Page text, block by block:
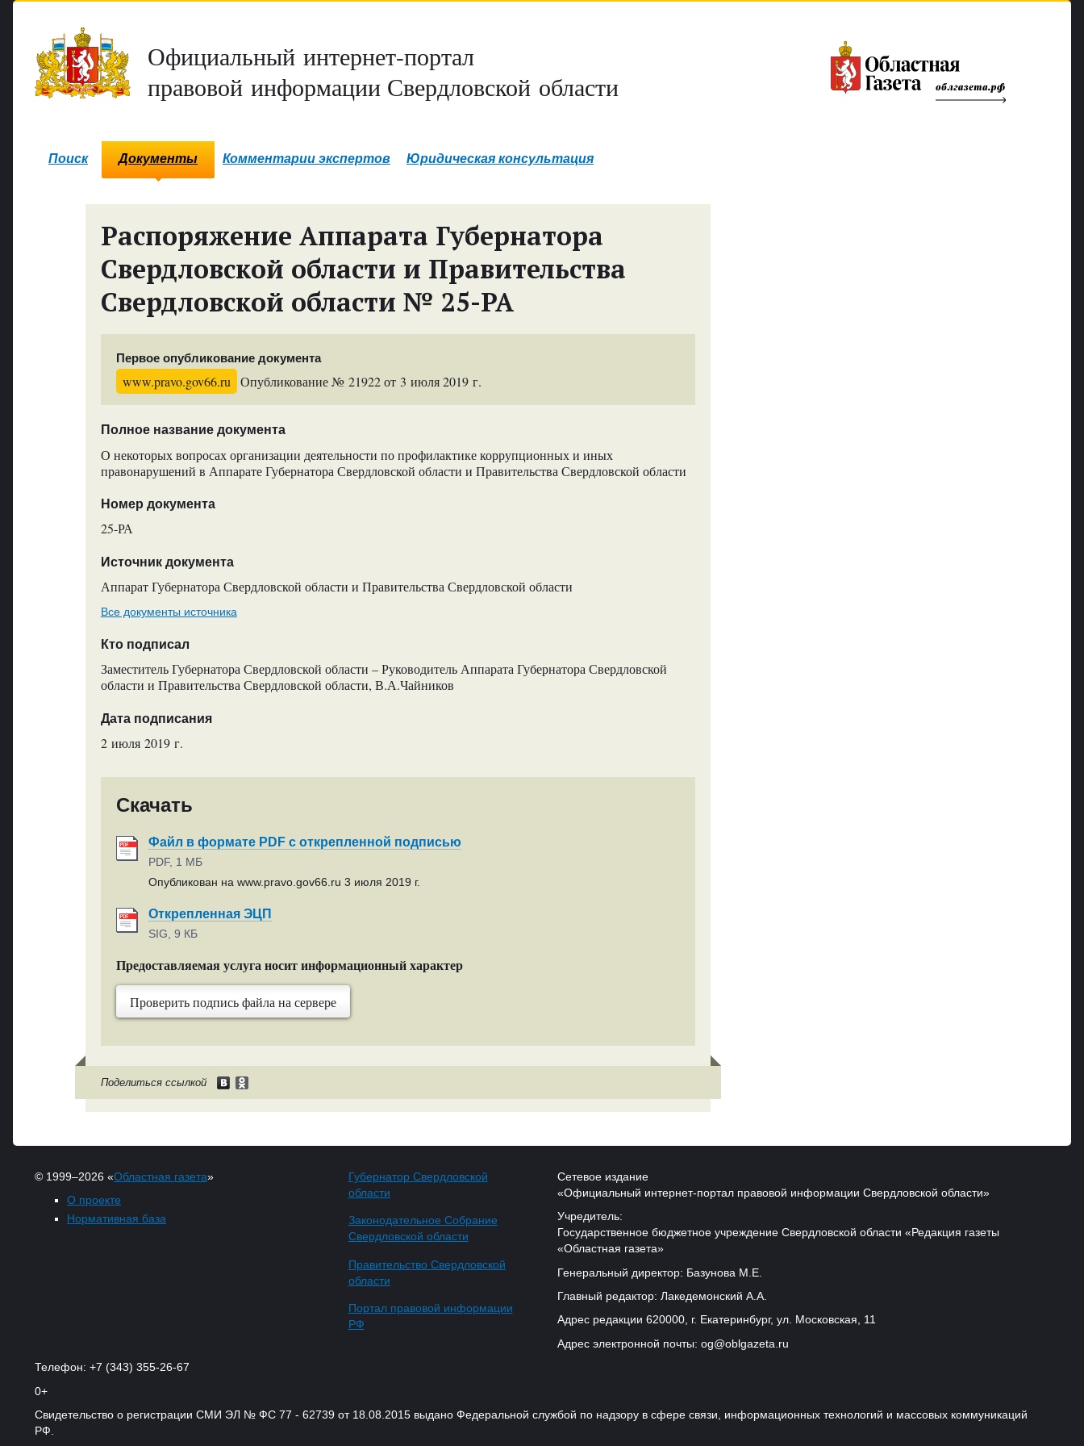
Официальный интернет-портал
правовой информации Свердловской области
Поиск Документы Комментарии экспертов Юридическая консультация
Распоряжение Аппарата Губернатора
Свердловской области и Правительства
Свердловской области № 25-РА
Первое опубликование документа
www.pravo.gov66.ru Опубликование № 21922 от 3 июля 2019 г.
Полное название документа
О некоторых вопросах организации деятельности по профилактике коррупционных и иных
правонарушений в Аппарате Губернатора Свердловской области и Правительства Свердловской области
Номер документа
25-РА
Источник документа
Аппарат Губернатора Свердловской области и Правительства Свердловской области
Все документы источника
Кто подписал
Заместитель Губернатора Свердловской области – Руководитель Аппарата Губернатора Свердловской
области и Правительства Свердловской области, В.А.Чайников
Дата подписания
2 июля 2019 г.
Скачать
Файл в формате PDF с открепленной подписью
PDF, 1 МБ
Опубликован на www.pravo.gov66.ru 3 июля 2019 г.
Открепленная ЭЦП
SIG, 9 КБ
Предоставляемая услуга носит информационный характер
Проверить подпись файла на сервере
Поделиться ссылкой
© 1999–2026 «Областная газета»
О проекте
Нормативная база
Губернатор Свердловской
области
Законодательное Собрание
Свердловской области
Правительство Свердловской
области
Портал правовой информации
РФ
Сетевое издание
«Официальный интернет-портал правовой информации Свердловской области»
Учредитель:
Государственное бюджетное учреждение Свердловской области «Редакция газеты
«Областная газета»
Генеральный директор: Базунова М.Е.
Главный редактор: Лакедемонский А.А.
Адрес редакции 620000, г. Екатеринбург, ул. Московская, 11
Адрес электронной почты: og@oblgazeta.ru
Телефон: +7 (343) 355-26-67
0+
Свидетельство о регистрации СМИ ЭЛ № ФС 77 - 62739 от 18.08.2015 выдано Федеральной службой по надзору в сфере связи, информационных технологий и массовых коммуникаций
РФ.